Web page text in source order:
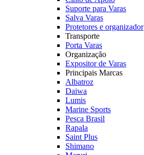
Suporte para Varas
Salva Varas
Protetores e organizador
Transporte
Porta Varas
Organização
Expositor de Varas
Principais Marcas
Albatroz
Daiwa
Lumis
Marine Sports
Pesca Brasil
Rapala
Saint Plus
Shimano